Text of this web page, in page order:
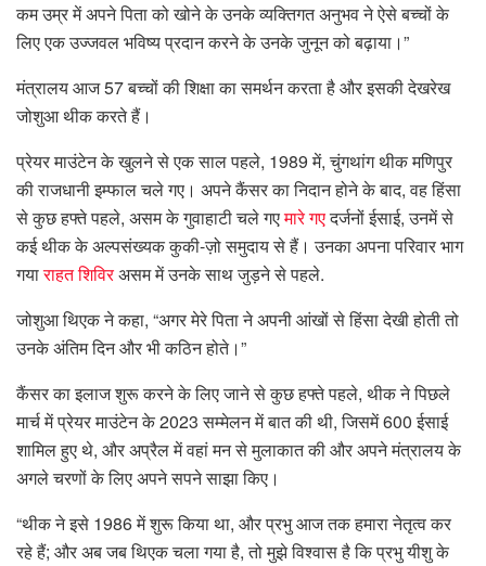
कम उम्र में अपने पिता को खोने के उनके व्यक्तिगत अनुभव ने ऐसे बच्चों के
लिए एक उज्जवल भविष्य प्रदान करने के उनके जुनून को बढ़ाया।”
मंत्रालय आज 57 बच्चों की शिक्षा का समर्थन करता है और इसकी देखरेख
जोशुआ थीक करते हैं।
प्रेयर माउंटेन के खुलने से एक साल पहले, 1989 में, चुंगथांग थीक मणिपुर
की राजधानी इम्फाल चले गए। अपने कैंसर का निदान होने के बाद, वह हिंसा
से कुछ हफ्ते पहले, असम के गुवाहाटी चले गएमारे गएदर्जनों ईसाई, उनमें से
कई थीक के अल्पसंख्यक कुकी-ज़ो समुदाय से हैं। उनका अपना परिवार भाग
गयाराहत शिविरअसम में उनके साथ जुड़ने से पहले.
जोशुआ थिएक ने कहा, “अगर मेरे पिता ने अपनी आंखों से हिंसा देखी होती तो
उनके अंतिम दिन और भी कठिन होते।”
कैंसर का इलाज शुरू करने के लिए जाने से कुछ हफ्ते पहले, थीक ने पिछले
मार्च में प्रेयर माउंटेन के 2023 सम्मेलन में बात की थी, जिसमें 600 ईसाई
शामिल हुए थे, और अप्रैल में वहां मन से मुलाकात की और अपने मंत्रालय के
अगले चरणों के लिए अपने सपने साझा किए।
“थीक ने इसे 1986 में शुरू किया था, और प्रभु आज तक हमारा नेतृत्व कर
रहे हैं; और अब जब थिएक चला गया है, तो मुझे विश्वास है कि प्रभु यीशु के